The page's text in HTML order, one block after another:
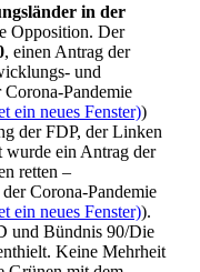
in der
Opposition. Der
, einen Antrag der
und
Pandemie
ein neues Fenster))
der FDP, der Linken
wurde ein Antrag der
retten –
Corona-Pandemie
ein neues Fenster)).
und Bündnis 90/Die
Keine Mehrheit